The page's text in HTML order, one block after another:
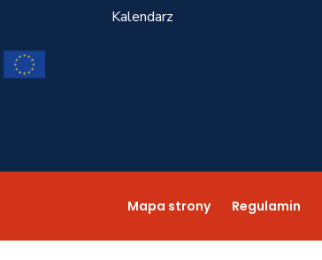
Kalendarz
Mapa strony Regulamin